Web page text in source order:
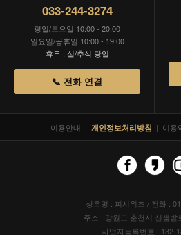
033-244-3274
평일/토요일 10:00 - 20:00
일요일/공휴일 10:00 - 19:00
휴무 : 설/추석 당일
📞 전화 연결
이용안내 | 개인정보처리방침 | 이용
상호명 : 피시위즈 / 전화 :
주소 : 강원도 춘천시 신샘밭
사업자등록번호 : 132-